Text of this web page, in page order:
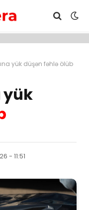
yük düşən fəhlə ölüb
yük
- 11:51